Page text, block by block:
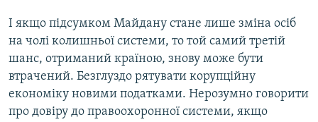
І якщо підсумком Майдану стане лише зміна осіб
на чолі колишньої системи, то той самий третій
шанс, отриманий країною, знову може бути
втрачений. Безглуздо рятувати корупційну
економіку новими податками. Нерозумно говорити
про довіру до правоохоронної системи, якщо